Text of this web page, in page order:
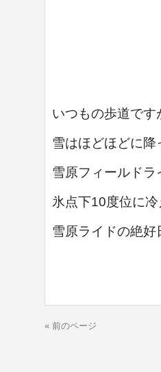
いつもの歩道です
雪はほどほどに降
雪原フィールドラ
氷点下10度位に冷
雪原ライドの絶好
« 前のページ